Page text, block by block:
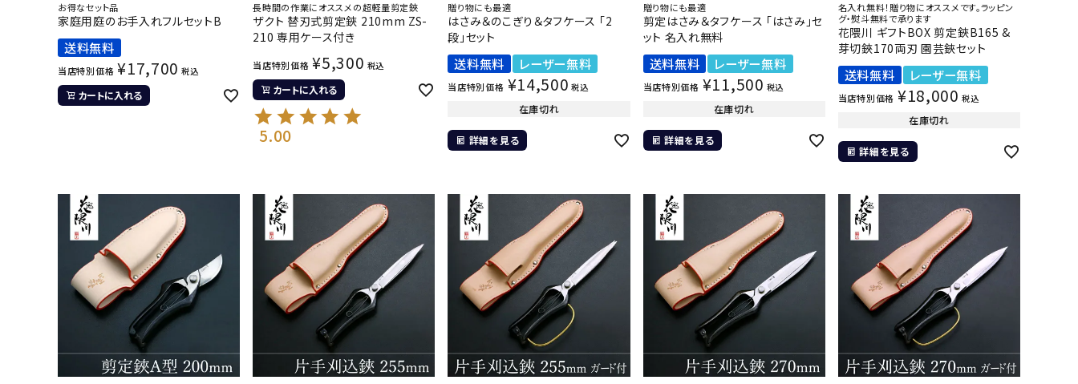
お得なセット品
家庭用庭のお手入れフルセットB
送料無料
当店特別価格 ¥17,700 税込
カートに入れる
長時間の作業にオススメの超軽量剪定鋏
ザクト 替刃式剪定鋏 210mm ZS-
210 専用ケース付き
当店特別価格 ¥5,300 税込
カートに入れる
5.00
贈り物にも最適
はさみ＆のこぎり＆タフケース 「2
段」セット
送料無料 レーザー無料
当店特別価格 ¥14,500 税込
在庫切れ
詳細を見る
贈り物にも最適
剪定はさみ＆タフケース 「はさみ」セ
ット 名入れ無料
送料無料 レーザー無料
当店特別価格 ¥11,500 税込
在庫切れ
詳細を見る
名入れ無料！贈り物にオススメです。ラッピン
グ・熨斗無料で承ります
花隈川 ギフトBOX 剪定鋏B165 &
芽切鋏170両刃 園芸鋏セット
送料無料 レーザー無料
当店特別価格 ¥18,000 税込
在庫切れ
詳細を見る